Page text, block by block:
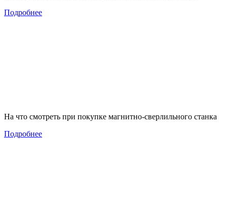
Подробнее
На что смотреть при покупке магнитно-сверлильного станка
Подробнее